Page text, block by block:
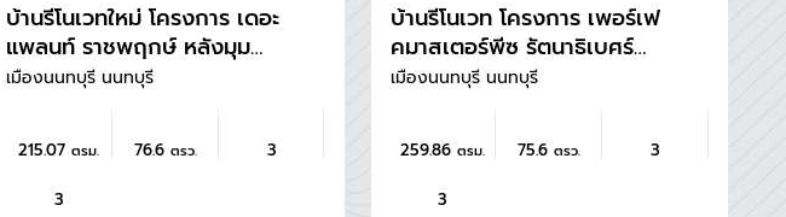
บ้านรีโนเวทใหม่ โครงการ เดอะ
แพลนท์ ราชพฤกษ์ หลังมุม
เนื้อที่ 76.6 ตร.ว. พื้นที่ใช้สอย
215.07 ตร.ม. ฟังก์ชัน 4 ห้อง
คัน บนทำเลศักยภาพ เดินทาง
สะดวก ใกล้วงเวียนพระราม5,
เมืองนนทบุรี นนทบุรี
215.07ตรม. 76.6 ตรว. 3
3
บ้านรีโนเวท โครงการ เพอร์เฟ
คมาสเตอร์พีซ รัตนาธิเบศร์
หลังใหญ่กว่า 75.6 ตร.ว. พื้นที่
ใช้สอย 259.86 ตร.ม. ฟังก์ชัน
ได้ 3 คัน บนทำเลเชื่อมต่อทุก
การเดินทาง ใกล้รถไฟฟ้าสาย
เมืองนนทบุรี นนทบุรี
259.86ตรม. 75.6ตรว. 3
3